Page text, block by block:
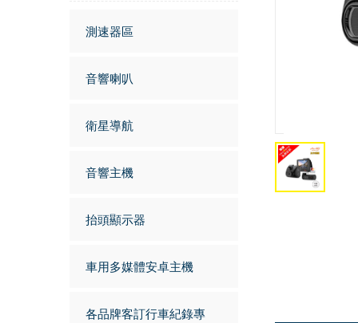
測速器區
音響喇叭
衛星導航
音響主機
抬頭顯示器
車用多媒體安卓主機
各品牌客訂行車紀錄專